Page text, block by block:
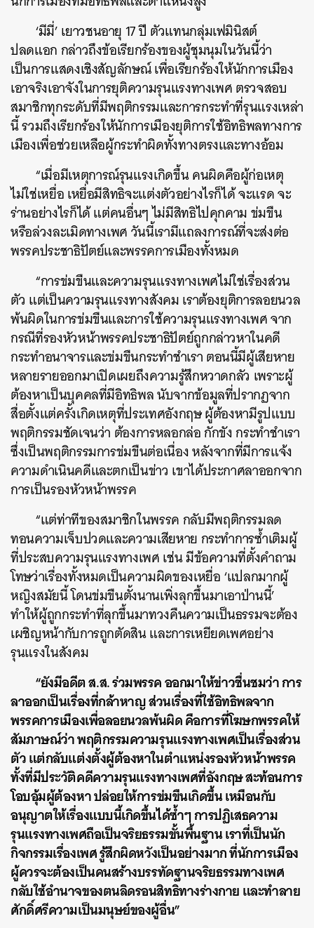
‘มีมี่’ เยาวชนอายุ 17 ปี ตัวแทนกลุ่มเฟมินิสต์
ปลดแอก กล่าวถึงข้อเรียกร้องของผู้ชุมนุมในวันนี้ว่า
เป็นการแสดงเชิงสัญลักษณ์ เพื่อเรียกร้องให้นักการเมือง
เอาจริงเอาจังในการยุติความรุนแรงทางเพศ ตรวจสอบ
สมาชิกทุกระดับที่มีพฤติกรรมและการกระทำที่รุนแรงเหล่า
นี้ รวมถึงเรียกร้องให้นักการเมืองยุติการใช้อิทธิพลทางการ
เมืองเพื่อช่วยเหลือผู้กระทำผิดทั้งทางตรงและทางอ้อม
“เมื่อมีเหตุการณ์รุนแรงเกิดขึ้น คนผิดคือผู้ก่อเหตุ
ไม่ใช่เหยื่อ เหยื่อมีสิทธิจะแต่งตัวอย่างไรก็ได้ จะแรด จะ
ร่านอย่างไรก็ได้ แต่คนอื่นๆ ไม่มีสิทธิไปคุกคาม ข่มขืน
หรือล่วงละเมิดทางเพศ วันนี้เรามีแถลงการณ์ที่จะส่งต่อ
พรรคประชาธิปัตย์และพรรคการเมืองทั้งหมด
“การข่มขืนและความรุนแรงทางเพศไม่ใช่เรื่องส่วน
ตัว แต่เป็นความรุนแรงทางสังคม เราต้องยุติการลอยนวล
พ้นผิดในการข่มขืนและการใช้ความรุนแรงทางเพศ จาก
กรณีที่รองหัวหน้าพรรคประชาธิปัตย์ถูกกล่าวหาในคดี
กระทำอนาจารและข่มขืนกระทำชำเรา ตอนนี้มีผู้เสียหาย
หลายรายออกมาเปิดเผยถึงความรู้สึกหวาดกลัว เพราะผู้
ต้องหาเป็นบุคคลที่มีอิทธิพล นับจากข้อมูลที่ปรากฏจาก
สื่อตั้งแต่ครั้งเกิดเหตุที่ประเทศอังกฤษ ผู้ต้องหามีรูปแบบ
พฤติกรรมชัดเจนว่า ต้องการหลอกล่อ กักขัง กระทำชำเรา
ซึ่งเป็นพฤติกรรมการข่มขืนต่อเนื่อง หลังจากที่มีการแจ้ง
ความดำเนินคดีและตกเป็นข่าว เขาได้ประกาศลาออกจาก
การเป็นรองหัวหน้าพรรค
“แต่ท่าทีของสมาชิกในพรรค กลับมีพฤติกรรมลด
ทอนความเจ็บปวดและความเสียหาย กระทำการซ้ำเติมผู้
ที่ประสบความรุนแรงทางเพศ เช่น มีข้อความที่ตั้งคำถาม
โทษว่าเรื่องทั้งหมดเป็นความผิดของเหยื่อ ‘แปลกมากผู้
หญิงสมัยนี้ โดนข่มขืนตั้งนานเพิ่งลุกขึ้นมาเอาป่านนี้’
ทำให้ผู้ถูกกระทำที่ลุกขึ้นมาทวงคืนความเป็นธรรมจะต้อง
เผชิญหน้ากับการถูกตัดสิน และการเหยียดเพศอย่าง
รุนแรงในสังคม
“ยังมีอดีต ส.ส. ร่วมพรรค ออกมาให้ข่าวชื่นชมว่า การ
ลาออกเป็นเรื่องที่กล้าหาญ ส่วนเรื่องที่ใช้อิทธิพลจาก
พรรคการเมืองเพื่อลอยนวลพ้นผิด คือการที่โฆษกพรรคให้
สัมภาษณ์ว่า พฤติกรรมความรุนแรงทางเพศเป็นเรื่องส่วน
ตัว แต่กลับแต่งตั้งผู้ต้องหาในตำแหน่งรองหัวหน้าพรรค
ทั้งที่มีประวัติคดีความรุนแรงทางเพศที่อังกฤษ สะท้อนการ
โอบอุ้มผู้ต้องหา ปล่อยให้การข่มขืนเกิดขึ้น เหมือนกับ
อนุญาตให้เรื่องแบบนี้เกิดขึ้นได้ซ้ำๆ การปฏิเสธความ
รุนแรงทางเพศถือเป็นจริยธรรมขั้นพื้นฐาน เราที่เป็นนัก
กิจกรรมเรื่องเพศ รู้สึกผิดหวังเป็นอย่างมาก ที่นักการเมือง
ผู้ควรจะต้องเป็นคนสร้างบรรทัดฐานจริยธรรมทางเพศ
กลับใช้อำนาจของตนลิดรอนสิทธิทางร่างกาย และทำลาย
ศักดิ์ศรีความเป็นมนุษย์ของผู้อื่น”